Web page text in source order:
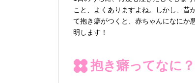
こと、よくありますよね。しかし、昔
て抱き癖がつくと、赤ちゃんになにか
明します！
抱き癖ってなに